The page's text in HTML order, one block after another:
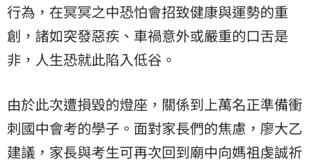
行為，在冥冥之中恐怕會招致健康與運勢的重
創，諸如突發惡疾、車禍意外或嚴重的口舌是
非，人生恐就此陷入低谷。
由於此次遭損毀的燈座，關係到上萬名正準備衝
刺國中會考的學子。面對家長們的焦慮，廖大乙
建議，家長與考生可再次回到廟中向媽祖虔誠祈